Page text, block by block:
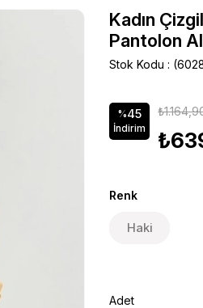
Kadın
Pantolon
Stok Kodu
%45
İndirim
Renk
Haki
Adet